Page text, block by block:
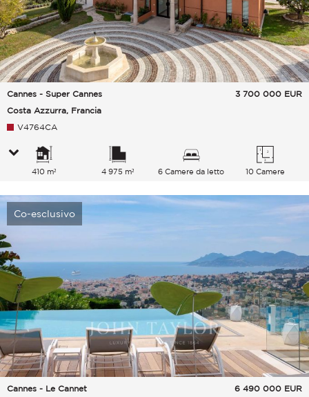
Cannes - Super Cannes
Costa Azzurra, Francia
3 700 000 EUR
V4764CA
410 m² 4 975 m² 6 Camere da letto 10 Camere
Co-esclusivo
Cannes - Le Cannet
6 490 000 EUR